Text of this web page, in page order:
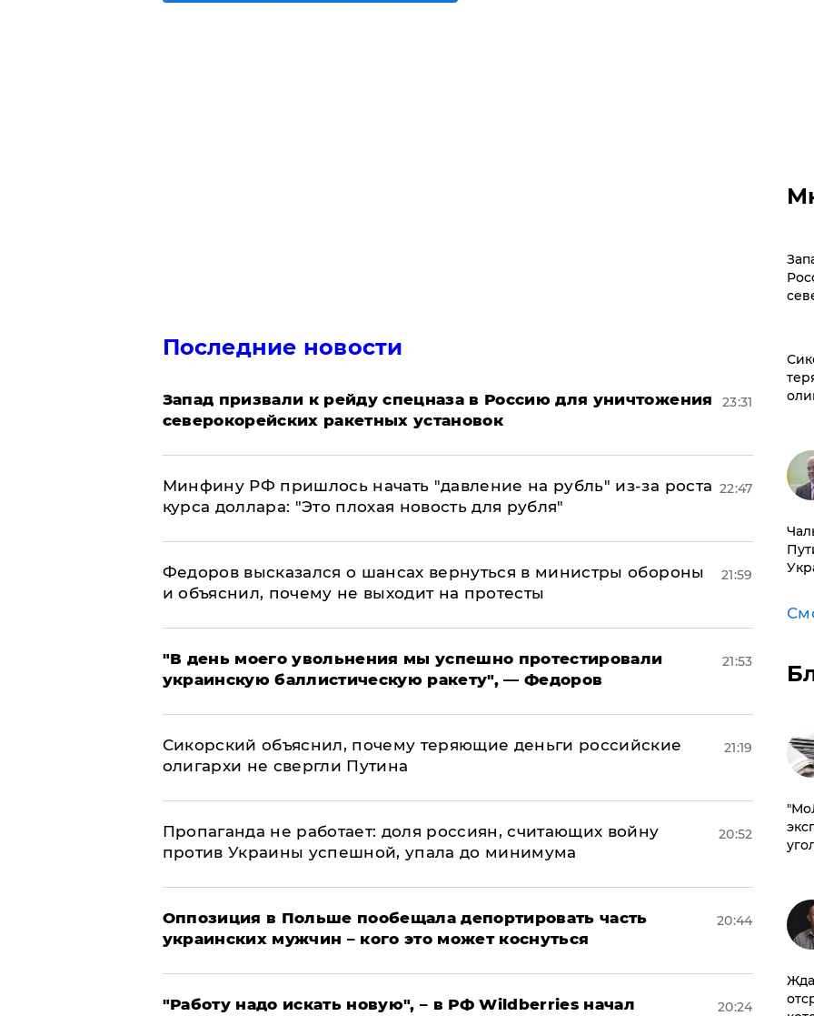
Последние новости
Запад призвали к рейду спецназа в Россию для уничтожения
северокорейских ракетных установок
23:31
Минфину РФ пришлось начать "давление на рубль" из-за роста
курса доллара: "Это плохая новость для рубля"
22:47
Федоров высказался о шансах вернуться в министры обороны
и объяснил, почему не выходит на протесты
21:59
​"В день моего увольнения мы успешно протестировали
украинскую баллистическую ракету", — Федоров
21:53
Сикорский объяснил, почему теряющие деньги российские
олигархи не свергли Путина
21:19
​Пропаганда не работает: доля россиян, считающих войну
против Украины успешной, упала до минимума
20:52
Оппозиция в Польше пообещала депортировать часть
украинских мужчин – кого это может коснуться
20:44
"Работу надо искать новую", – в РФ Wildberries начал
20:24